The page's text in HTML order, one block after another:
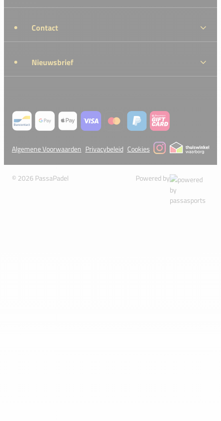
Contact
Nieuwsbrief
Algemene Voorwaarden Privacybeleid Cookies
© 2026 PassaPadel Powered by